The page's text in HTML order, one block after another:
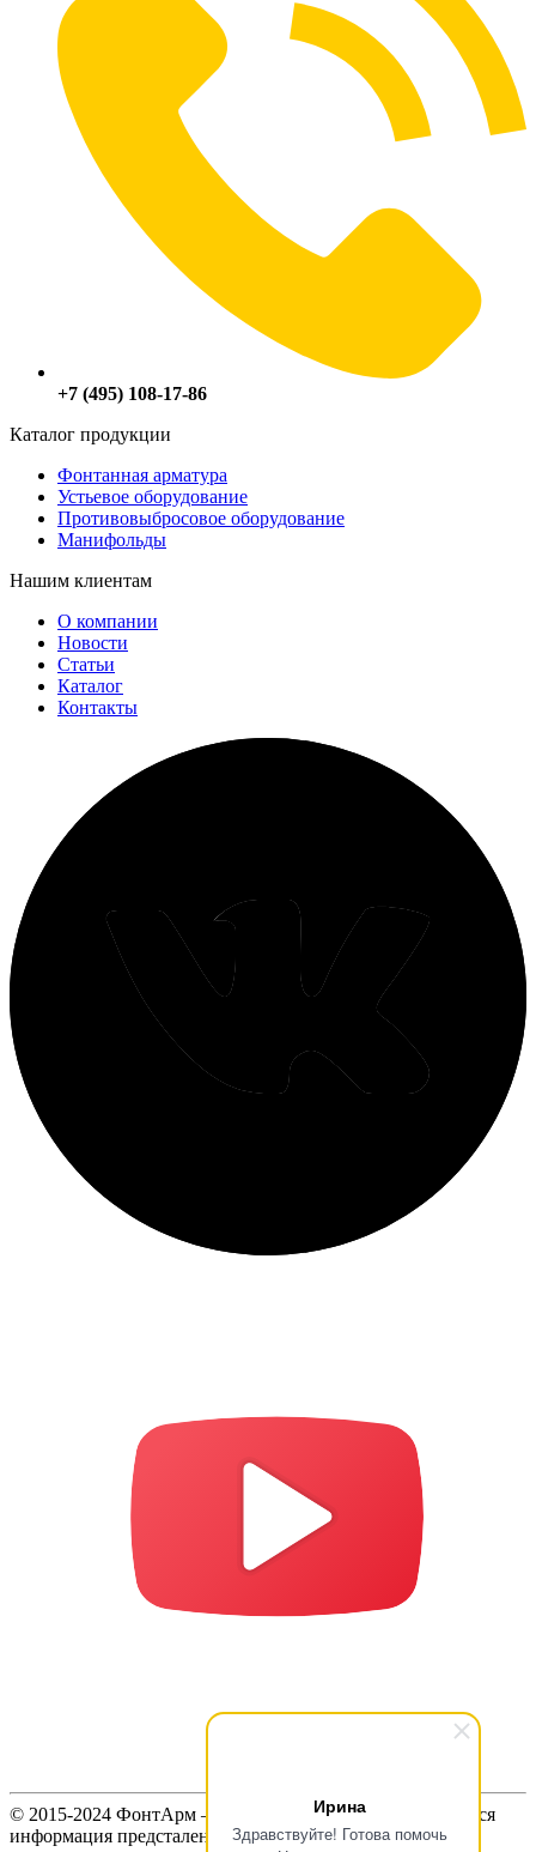
Ирина
Здравствуйте! Готова помочь
+7 (495) 108-17-86
Каталог продукции
Фонтанная арматура
Устьевое оборудование
Противовыбросовое оборудование
Манифольды
Нашим клиентам
О компании
Новости
Статьи
Каталог
Контакты
© 2015-2024 ФонтАрм – фонтанная устьевая арматура. Вся
информация предсталенная на сайте предназначена для